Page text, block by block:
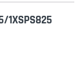
1XSPS825